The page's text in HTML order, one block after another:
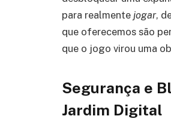
para realmente jogar,
que oferecemos são
que o jogo virou uma
Segurança e
Jardim Digital